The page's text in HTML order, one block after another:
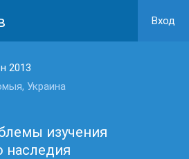
Вход
2013
Украина
изучения
наследия